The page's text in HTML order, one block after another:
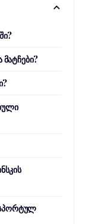
სპორტულ